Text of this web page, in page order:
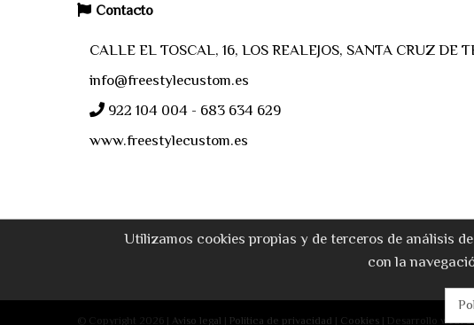
Contacto
CALLE EL TOSCAL, 16, LOS REALEJOS, SANTA CRUZ DE
info@freestylecustom.es
922 104 004 - 683 634 629
www.freestylecustom.es
Utilizamos cookies propias y de terceros de análisis
con la